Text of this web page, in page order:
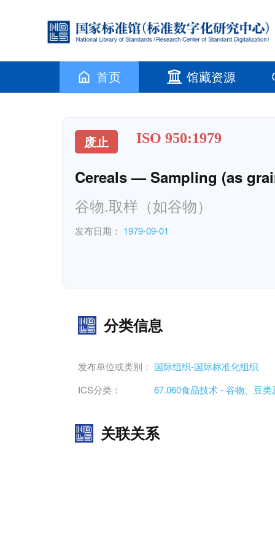
首页 馆藏资源
废止 ISO 950:1979
Cereals — Sampling (as
谷物.取样（如谷物）
发布日期： 1979-09-01
分类信息
发布单位或类别： 国际组织-国际标准化组织
ICS分类：
67.060食品技术 - 谷物、豆
关联关系